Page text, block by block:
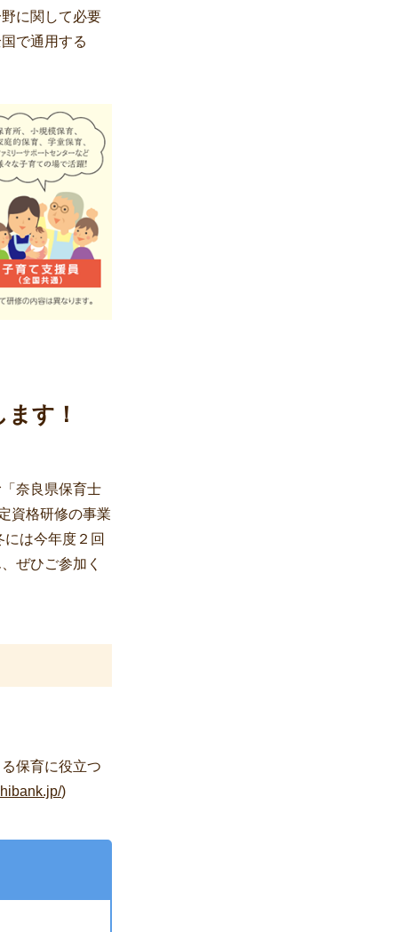
に関して必要
で通用する
す！
奈良県保育士
資格研修の事業
は今年度２回
ぜひご参加く
保育に役立つ
)